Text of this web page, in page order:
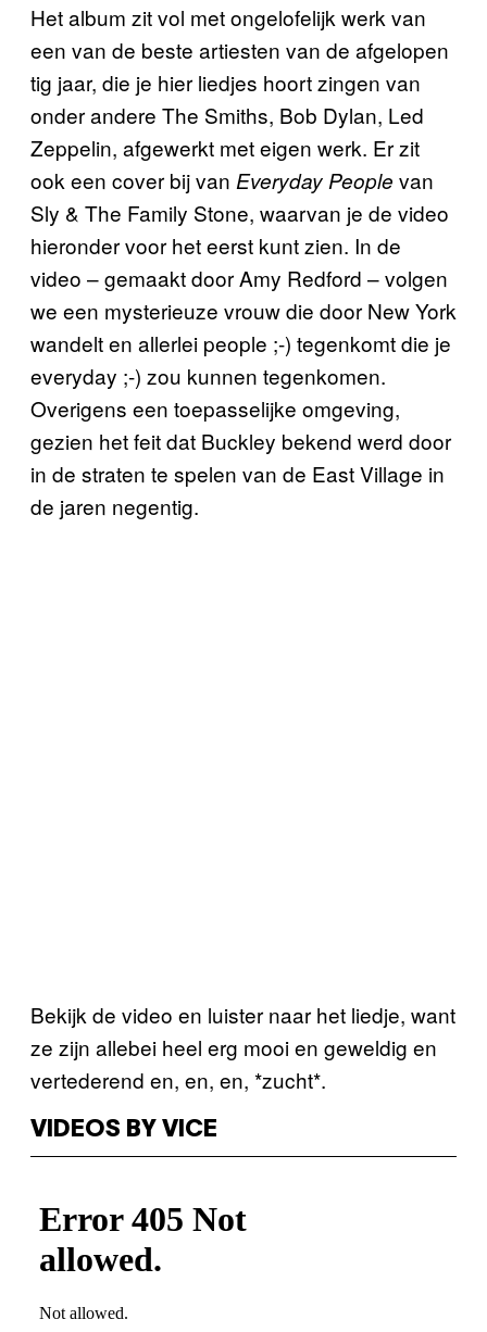
Het album zit vol met ongelofelijk werk van
een van de beste artiesten van de afgelopen
tig jaar, die je hier liedjes hoort zingen van
onder andere The Smiths, Bob Dylan, Led
Zeppelin, afgewerkt met eigen werk. Er zit
ook een cover bij van Everyday People van
Sly & The Family Stone, waarvan je de video
hieronder voor het eerst kunt zien. In de
video – gemaakt door Amy Redford – volgen
we een mysterieuze vrouw die door New York
wandelt en allerlei people ;-) tegenkomt die je
everyday ;-) zou kunnen tegenkomen.
Overigens een toepasselijke omgeving,
gezien het feit dat Buckley bekend werd door
in de straten te spelen van de East Village in
de jaren negentig.
Bekijk de video en luister naar het liedje, want
ze zijn allebei heel erg mooi en geweldig en
vertederend en, en, en, *zucht*.
VIDEOS BY VICE